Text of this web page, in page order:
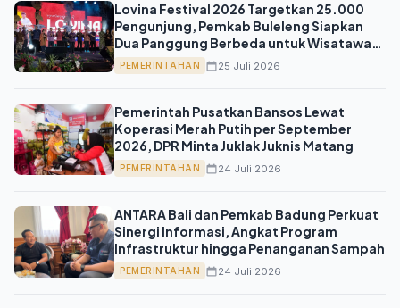
Lovina Festival 2026 Targetkan 25.000
Pengunjung, Pemkab Buleleng Siapkan
Dua Panggung Berbeda untuk Wisatawan
Mancanegara dan Domestik
PEMERINTAHAN 25 Juli 2026
Pemerintah Pusatkan Bansos Lewat
Koperasi Merah Putih per September
2026, DPR Minta Juklak Juknis Matang
PEMERINTAHAN 24 Juli 2026
ANTARA Bali dan Pemkab Badung Perkuat
Sinergi Informasi, Angkat Program
Infrastruktur hingga Penanganan Sampah
PEMERINTAHAN 24 Juli 2026